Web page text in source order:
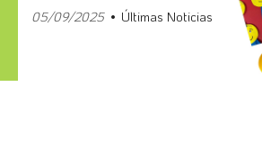
05/09/2025 Últimas Noticias